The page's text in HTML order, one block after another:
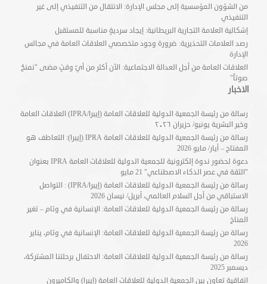
من الشؤون المؤسسية إلى مجلس الإدارة: الانتقال من التنفيذي إلى غير
التنفيذي
إشكالية العلامة التجارية البريطانية: إيجاد سرديةٍ مناسبة للمستقبل
رصد العلامات التحذيرية: ضرورة وجود متخصصي العلاقات العامة في مجالس
الإدارة
العلاقات العامة من أجل العدالة الاجتماعية: الآن أكثر من أيّ وقتٍ مضى "نمنحُ
صوتاً"
الاخبار
رسالة من رئيسة الجمعية الدولية للعلاقات العامة (إيبرا/IPRA) العلاقات العامة
وخير البشرية يونيو/ حزيران ٢٠٢٦
رسالة من رئيسة الجمعية الدولية للعلاقات العامة IPRA (إيبرا): التعاطف هو
المفتاح – أيار/ مايو 2026
دعوة لحضور ندوة إلكترونية للجمعية الدولية للعلاقات العامة IPRA بعنوان
"الثقة في عصر الذكاء الاصطناعي" 21 مايو
رسالة من رئيسة الجمعية الدولية للعلاقات العامة (إيبرا/IPRA) : التواصل
الاستباقي من أجل السلام العالمي، أبريل/ نيسان 2026
رسالة من رئيسة الجمعية الدولية للعلاقات العامة: الإنسانية في وئام – تغير
المناخ
رسالة من رئيسة الجمعية الدولية للعلاقات العامة: الإنسانية في وئام، يناير
2026
رسالة من رئيسة الجمعية الدولية للعلاقات العامة: الاحتفال برحلتنا المشتركة،
ديسمبر 2025
اتفاقية تعاون بين الجمعية الدولية للعلاقات العامة (إيبرا) والكاميرون